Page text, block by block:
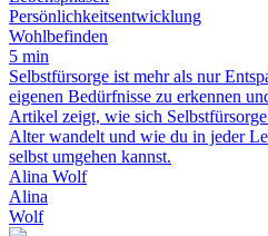
Persönlichkeitsentwicklung
Wohlbefinden
5 min
Selbstfürsorge ist mehr als nur
eigenen Bedürfnisse zu erkennen
Artikel zeigt, wie sich
Alter wandelt und wie du in jeder
selbst umgehen kannst.
Alina Wolf
Alina
Wolf